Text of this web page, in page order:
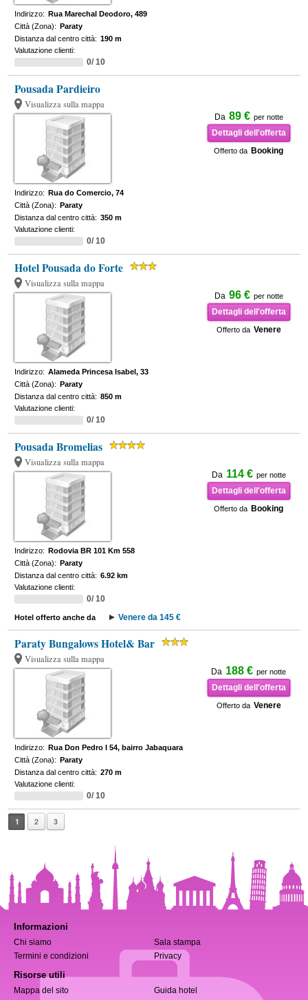
Indirizzo: Rua Marechal Deodoro, 489
Città (Zona): Paraty
Distanza dal centro città: 190 m
Valutazione clienti:
0/ 10
Pousada Pardieiro
Visualizza sulla mappa
Da 89 € per notte
Dettagli dell'offerta
Offerto da Booking
Indirizzo: Rua do Comercio, 74
Città (Zona): Paraty
Distanza dal centro città: 350 m
Valutazione clienti:
0/ 10
Hotel Pousada do Forte
Visualizza sulla mappa
Da 96 € per notte
Dettagli dell'offerta
Offerto da Venere
Indirizzo: Alameda Princesa Isabel, 33
Città (Zona): Paraty
Distanza dal centro città: 850 m
Valutazione clienti:
0/ 10
Pousada Bromelias
Visualizza sulla mappa
Da 114 € per notte
Dettagli dell'offerta
Offerto da Booking
Indirizzo: Rodovia BR 101 Km 558
Città (Zona): Paraty
Distanza dal centro città: 6.92 km
Valutazione clienti:
0/ 10
Hotel offerto anche da Venere da 145 €
Paraty Bungalows Hotel& Bar
Visualizza sulla mappa
Da 188 € per notte
Dettagli dell'offerta
Offerto da Venere
Indirizzo: Rua Don Pedro I 54, bairro Jabaquara
Città (Zona): Paraty
Distanza dal centro città: 270 m
Valutazione clienti:
0/ 10
1 2 3
Informazioni
Chi siamo
Sala stampa
Termini e condizioni
Privacy
Risorse utili
Mappa del sito
Guida hotel